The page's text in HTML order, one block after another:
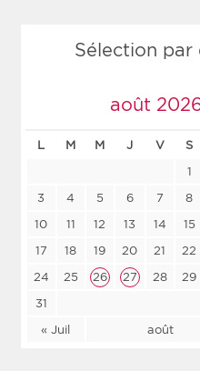
Sanitaire
Chronologique
Inversé
Sélection par
août
L M M J V S
« Juil août
1
3
4 5 6 7 8
10
11 12 13 14 15
17
18 19 20 21 22
24
25 26 27 28 29
31